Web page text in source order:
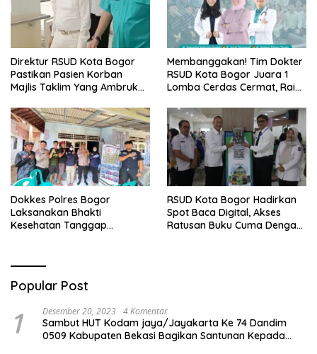
Direktur RSUD Kota Bogor
Pastikan Pasien Korban
Majlis Taklim Yang Ambruk
Perawatan Maksimal
Membanggakan! Tim Dokter
RSUD Kota Bogor Juara 1
Lomba Cerdas Cermat, Raih
Se-Bogor
Dokkes Polres Bogor
Laksanakan Bhakti
Kesehatan Tanggap
RSUD Kota Bogor Hadirkan
Spot Baca Digital, Akses
Ratusan Buku Cuma Dengan
Popular Post
1 Desember 20, 2023 4 Komentar
Sambut HUT Kodam jaya/Jayakarta Ke 74 Dandim
0509 Kabupaten Bekasi Bagikan Santunan Kepada